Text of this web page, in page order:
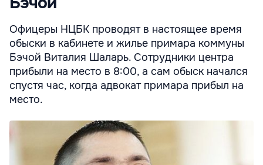
Офицеры НЦБК проводят в настоящее время
обыски в кабинете и жилье примара коммуны
Бэчой Виталия Шаларь. Сотрудники центра
прибыли на место в 8:00, а сам обыск начался
спустя час, когда адвокат примара прибыл на
место.